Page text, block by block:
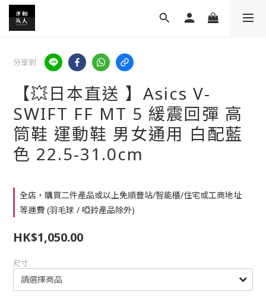
分享到
【💥日本直送 】Asics V-
SWIFT FF MT 5 緩震回彈 高
筒鞋 運動鞋 男女通用 白配藍
色 22.5-31.0cm
全店，購買二件產品或以上免順豐站/智能櫃/住宅或工商地址
等運費 (羽毛球 / 啞鈴產品除外)
HK$1,050.00
尺寸